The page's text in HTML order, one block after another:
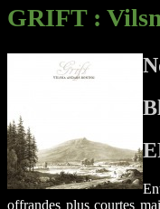
GRIFT:
offrandes plus courtes